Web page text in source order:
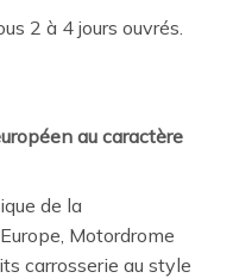
2 à 4 jours ouvrés.
au caractère
de la
Motordrome
carrosserie au style